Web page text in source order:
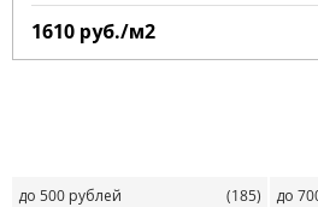
1610 руб./м2
до 500 рублей (185) до